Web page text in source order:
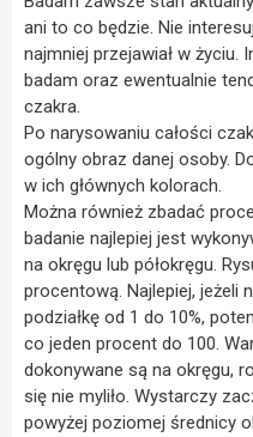
ani to co będzie. Nie
najmniej przejawiał w życiu.
badam oraz ewentualnie
czakra.
Po narysowaniu całości
ogólny obraz danej osoby.
w ich głównych kolorach.
Można również zbadać
badanie najlepiej jest
na okręgu lub półokręgu.
procentową. Najlepiej, jeżeli
podziałkę od 1 do 10%,
co jeden procent do 100.
dokonywane są na okręgu,
się nie myliło. Wystarczy
powyżej poziomej średnicy